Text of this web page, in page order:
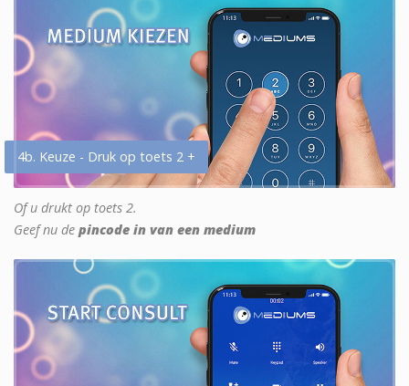
4b. Keuze - Druk op toets 2 +
Of u drukt op toets 2.
Geef nu de pincode in van een medium